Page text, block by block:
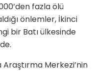
fazla ölü
önlemler, İkinci
bir Batı ülkesinde
Merkezi’nin